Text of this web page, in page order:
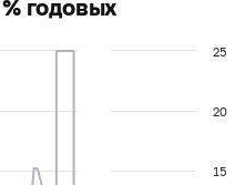
годовых
15
20
25